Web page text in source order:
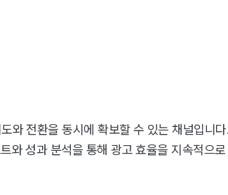
와 전환을 동시에 확보할 수 있는 채널입니
와 성과 분석을 통해 광고 효율을 지속적으